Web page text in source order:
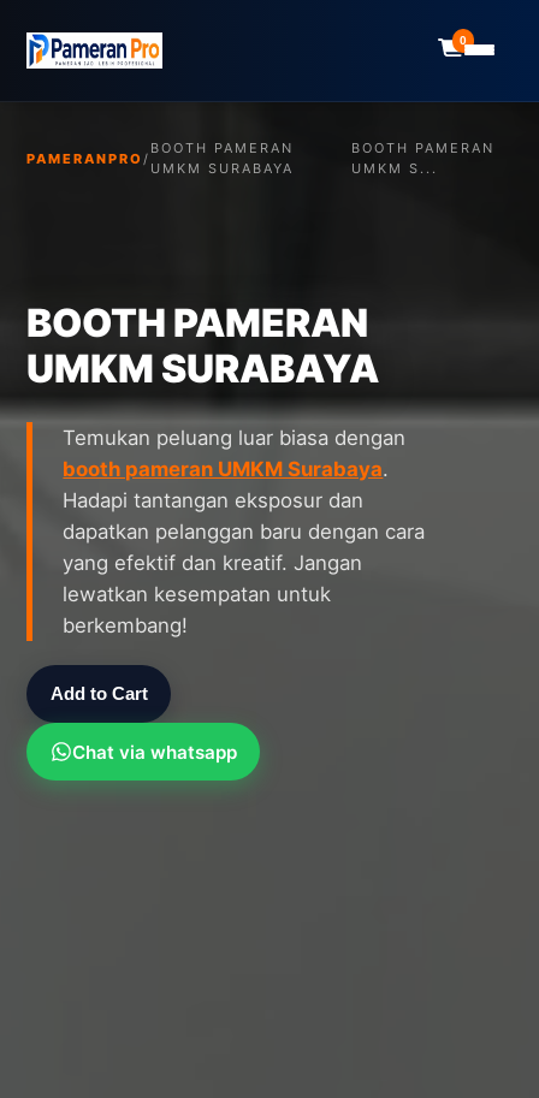
0
PAMERANPRO /
BOOTH PAMERAN
UMKM SURABAYA
BOOTH PAMERAN
UMKM S...
BOOTH PAMERAN
UMKM SURABAYA
Temukan peluang luar biasa dengan
booth pameran UMKM Surabaya.
Hadapi tantangan eksposur dan
dapatkan pelanggan baru dengan cara
yang efektif dan kreatif. Jangan
lewatkan kesempatan untuk
berkembang!
Add to Cart
Chat via whatsapp